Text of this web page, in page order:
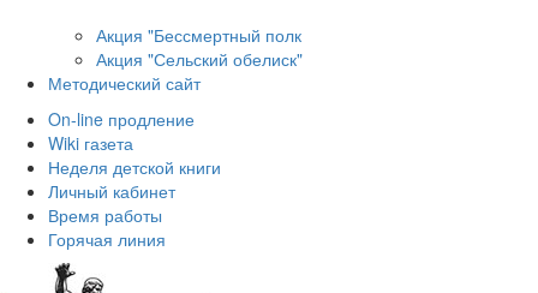
Акция "Бессмертный полк
Акция "Сельский обелиск"
Методический сайт
On-line продление
Wiki газета
Неделя детской книги
Личный кабинет
Время работы
Горячая линия